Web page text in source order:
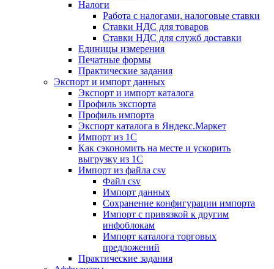
Налоги
Работа с налогами, налоговые ставки
Ставки НДС для товаров
Ставки НДС для служб доставки
Единицы измерения
Печатные формы
Практические задания
Экспорт и импорт данных
Экспорт и импорт каталога
Профиль экспорта
Профиль импорта
Экспорт каталога в Яндекс.Маркет
Импорт из 1С
Как сэкономить на месте и ускорить
выгрузку из 1С
Импорт из файла csv
Файл csv
Импорт данных
Сохранение конфигурации импорта
Импорт с привязкой к другим
инфоблокам
Импорт каталога торговых
предложений
Практические задания